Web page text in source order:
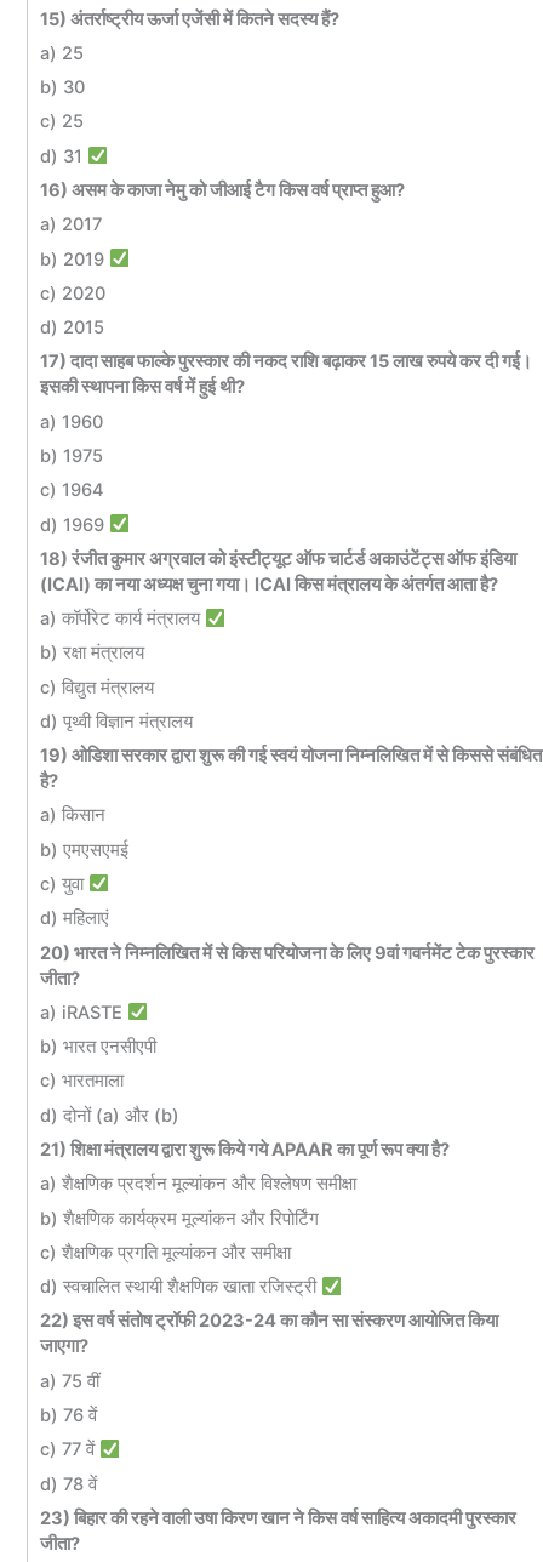
15) अंतर्राष्ट्रीय ऊर्जा एजेंसी में कितने सदस्य हैं?
a) 25
b) 30
c) 25
d) 31
16) असम के काजा नेमु को जीआई टैग किस वर्ष प्राप्त हुआ?
a) 2017
b) 2019
c) 2020
d) 2015
17) दादा साहब फाल्के पुरस्कार की नकद राशि बढ़ाकर 15 लाख रुपये कर दी गई।
इसकी स्थापना किस वर्ष में हुई थी?
a) 1960
b) 1975
c) 1964
d) 1969
18) रंजीत कुमार अग्रवाल को इंस्टीट्यूट ऑफ चार्टर्ड अकाउंटेंट्स ऑफ इंडिया
(ICAI) का नया अध्यक्ष चुना गया। ICAI किस मंत्रालय के अंतर्गत आता है?
a) कॉर्पोरेट कार्य मंत्रालय
b) रक्षा मंत्रालय
c) विद्युत मंत्रालय
d) पृथ्वी विज्ञान मंत्रालय
19) ओडिशा सरकार द्वारा शुरू की गई स्वयं योजना निम्नलिखित में से किससे संबंधित
है?
a) किसान
b) एमएसएमई
c) युवा
d) महिलाएं
20) भारत ने निम्नलिखित में से किस परियोजना के लिए 9वां गवर्नमेंट टेक पुरस्कार
जीता?
a) iRASTE
b) भारत एनसीएपी
c) भारतमाला
d) दोनों (a) और (b)
21) शिक्षा मंत्रालय द्वारा शुरू किये गये APAAR का पूर्ण रूप क्या है?
a) शैक्षणिक प्रदर्शन मूल्यांकन और विश्लेषण समीक्षा
b) शैक्षणिक कार्यक्रम मूल्यांकन और रिपोर्टिंग
c) शैक्षणिक प्रगति मूल्यांकन और समीक्षा
d) स्वचालित स्थायी शैक्षणिक खाता रजिस्ट्री
22) इस वर्ष संतोष ट्रॉफी 2023-24 का कौन सा संस्करण आयोजित किया
जाएगा?
a) 75 वीं
b) 76 वें
c) 77 वें
d) 78 वें
23) बिहार की रहने वाली उषा किरण खान ने किस वर्ष साहित्य अकादमी पुरस्कार
जीता?